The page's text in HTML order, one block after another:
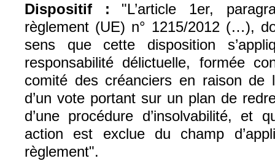
Dispositif :
"L’article 1er,
règlement (UE) n° 1215/2012 (…),
sens que cette disposition
responsabilité délictuelle, formée
comité des créanciers en raison de
d’un vote portant sur un plan de
d’une procédure d’insolvabilité, et
action est exclue du champ
règlement".